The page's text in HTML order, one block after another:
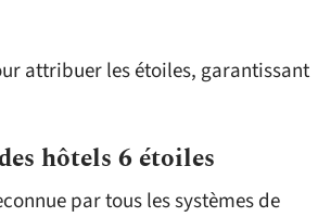
attribuer les étoiles, garantissant
hôtels 6 étoiles
par tous les systèmes de